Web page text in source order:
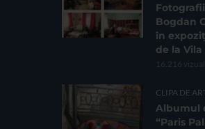
Bogdan
în
de la Vila
16.216
CLIPA DE
Albumul
“Paris